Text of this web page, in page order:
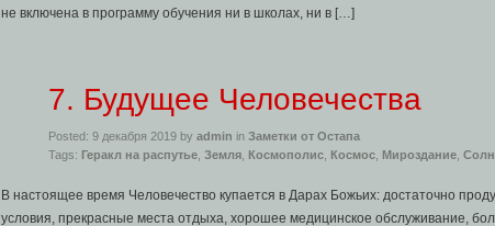
не включена в программу обучения ни в школах, ни в […]
7. Будущее Человечества
Posted: 9 декабря 2019 by admin in Заметки от Остапа
Tags: Геракл на распутье Земля Космополис Космос Мироздание
В настоящее время Человечество купается в Дарах Божьих: достаточно
условия, прекрасные места отдыха, хорошее медицинское обслуживание,